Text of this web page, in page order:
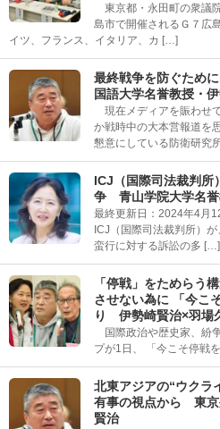
東京都・永田町の衆議
島市で開催されるＧ７広
イツ、フランス、イタリア、カ […]
最終戦争を防ぐため
国語大学名誉教授・
現在メディアを賑わせ
か戦時中の大本営報道を
懇意にしている防衛研究
ICJ（国際司法裁判所
争 青山学院大学名誉
最終更新日：2024年4月
ICJ（国際司法裁判所）
蛮行に対する訴訟の多 […]
「停戦」をためら
させない為に 「今こ
り 伊勢崎賢治×羽場
国際政治や歴史家、紛
プが1日、 「今こそ停戦
北東アジアの“ウク
有事の視点から 東京
賢治